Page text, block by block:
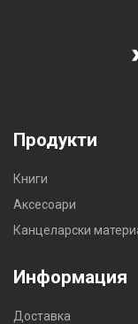
Продукти
Книги
Аксесоари
Канцеларски
Информация
Доставка